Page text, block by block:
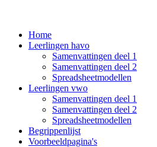
Home
Leerlingen havo
Samenvattingen deel 1
Samenvattingen deel 2
Spreadsheetmodellen
Leerlingen vwo
Samenvattingen deel 1
Samenvattingen deel 2
Spreadsheetmodellen
Begrippenlijst
Voorbeeldpagina's